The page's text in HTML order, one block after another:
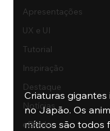
Apresentações
UX e UI
Tutorial
Inspiração
Destaque
Notícias
eBooks
Criaturas
no Japão. Os
míticos são todos